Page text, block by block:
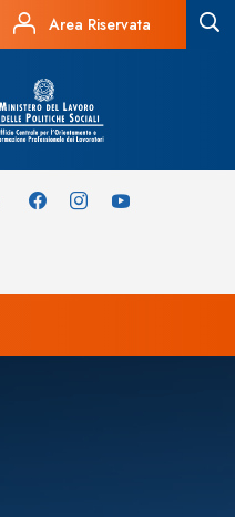
Area Riservata